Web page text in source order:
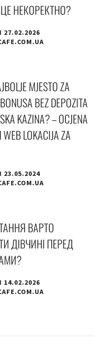
НЕКОРЕКТНО?
27.02.2026
MJESTO ZA
BEZ DEPOZITA
KAZINA? – OCJENA
WEB LOKACIJA ZA
23.05.2024
ВАРТО
ДІВЧИНІ ПЕРЕД
14.02.2026